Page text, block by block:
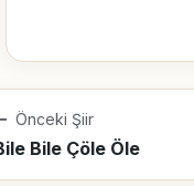
Önceki Şiir
Bile Çöle Öle